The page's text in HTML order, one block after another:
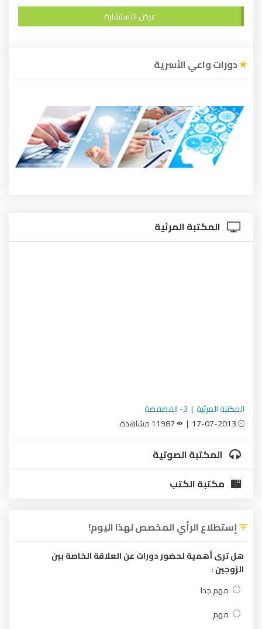
عرض الاستشارة
دورات واعي الأسرية
المكتبة المرئية
المكتبة المرئية | 3- الفضفضة
المكتبة الصوتية
مكتبة الكتب
إستطلاع الرأي المخصص لهذا اليوم!
هل ترى أهمية لحضور دورات عن العلاقة الخاصة بين
الزوجين :
مهم جدا
مهم